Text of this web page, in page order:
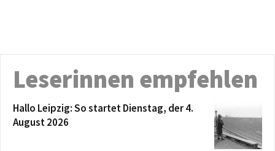
Leserinnen empfehlen
Hallo Leipzig: So startet Dienstag, der 4.
August 2026